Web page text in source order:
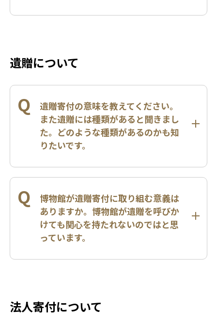
遺贈について
Q
遺贈寄付の意味を教えてください。
また遺贈には種類があると聞きまし
た。どのような種類があるのかも知
りたいです。
Q
博物館が遺贈寄付に取り組む意義は
ありますか。博物館が遺贈を呼びか
けても関心を持たれないのではと思
っています。
法人寄付について